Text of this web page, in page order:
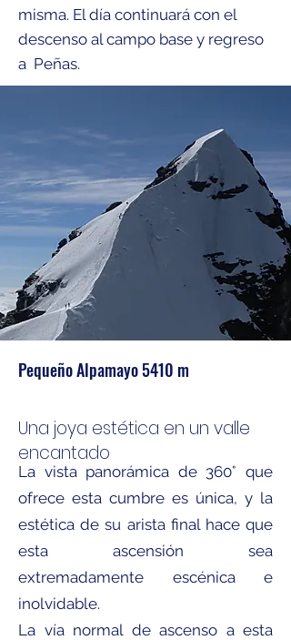
misma. El día continuará con el
descenso al campo base y regreso
a Peñas.
Pequeño Alpamayo 5410 m
Una joya estética en un valle
encantado
La vista panorámica de 360° que
ofrece esta cumbre es única, y la
estética de su arista final hace que
esta ascensión sea
extremadamente escénica e
inolvidable.
La vía normal de ascenso a esta